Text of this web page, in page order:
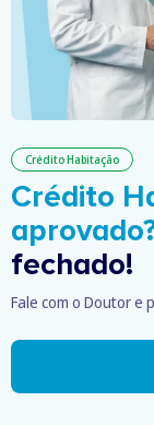
Crédito Habitação
Crédito
fechado!
Fale com o Doutor e